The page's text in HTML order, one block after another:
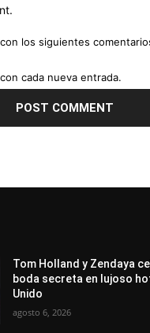
los siguientes
cada nueva entrada.
Tom Holland y Zendaya
boda secreta en lujoso
Unido
agosto 6, 2026